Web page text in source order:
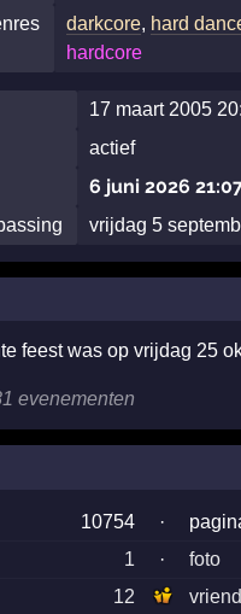
darkcore, hard
hardcore
17 maart 2005
actief
6 juni 2026
vrijdag 5
feest was op vrijdag 25
evenementen
10754 ·
1
·
foto
12